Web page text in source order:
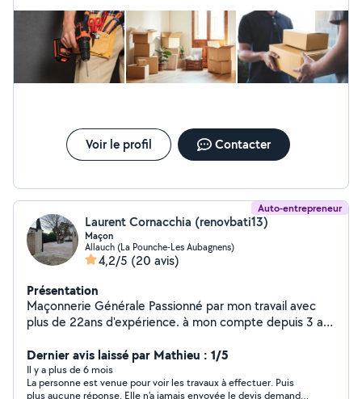
note de zéro..
Voir le profil Contacter
Auto-entrepreneur
Laurent Cornacchia (renovbati13)
Maçon
Allauch (La Pounche-Les Aubagnens)
4,2/5 (20 avis)
Présentation
Maçonnerie Générale Passionné par mon travail avec
plus de 22ans d'expérience. à mon compte depuis 3 ans
dans les pose et rénovations de toutes types de toit -
Maçonnerie générale neuf et rénovation - construction
de maison -Charpente Couverture -Aménagement
Dernier avis laissé par Mathieu : 1/5
Il y a plus de 6 mois
La personne est venue pour voir les travaux à effectuer. Puis
plus aucune réponse. Elle n'a jamais envoyée le devis demandé,